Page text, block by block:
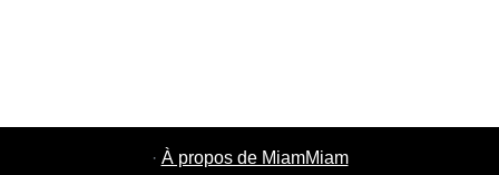
· À propos de MiamMiam